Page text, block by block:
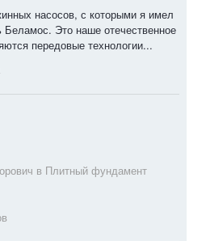
насосов, с которыми я имел
Беламос. Это наше отечественное
передовые технологии...
в Плитный фундамент